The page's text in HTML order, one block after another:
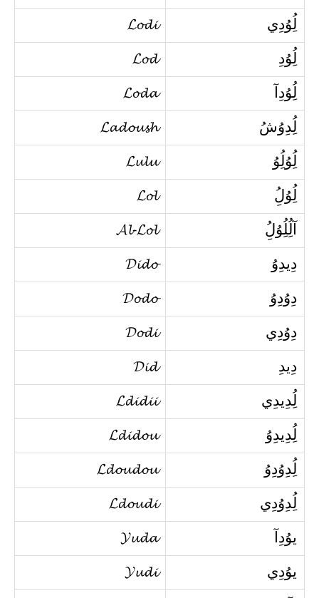
لُِوُدِي 𝓛𝓸𝓭𝓲
لُِوُدِ 𝓛𝓸𝓭
لُِوُدِآ 𝓛𝓸𝓭𝓪
لُِدِوُشُ 𝓛𝓪𝓭𝓸𝓾𝓼𝓱
لُِوُلُِوُ 𝓛𝓾𝓵𝓾
لُِوُلُِ 𝓛𝓸𝓵
آلُِلُِوُلُِ 𝓐𝓵-𝓛𝓸𝓵
دِيدِوُ 𝓓𝓲𝓭𝓸
دِوُدِوُ 𝓓𝓸𝓭𝓸
دِوُدِي 𝓓𝓸𝓭𝓲
دِيدِ 𝓓𝓲𝓭
لُِدِيدِي 𝓛𝓭𝓲𝓭𝓲𝓲
لُِدِيدِوُ 𝓛𝓭𝓲𝓭𝓸𝓾
لُِدِوُدِوُ 𝓛𝓭𝓸𝓾𝓭𝓸𝓾
لُِدِوُدِي 𝓛𝓭𝓸𝓾𝓭𝓲
يوُدِآ 𝓨𝓾𝓭𝓪
يوُدِي 𝓨𝓾𝓭𝓲